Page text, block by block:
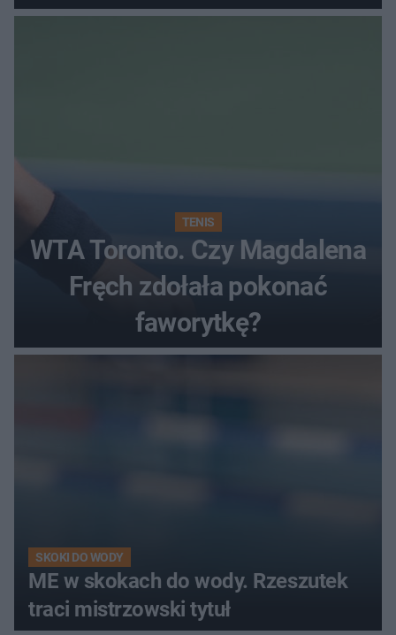
rundzie?
TENIS
WTA Toronto. Czy Magdalena
Fręch zdołała pokonać
faworytkę?
SKOKI DO WODY
ME w skokach do wody. Rzeszutek
traci mistrzowski tytuł